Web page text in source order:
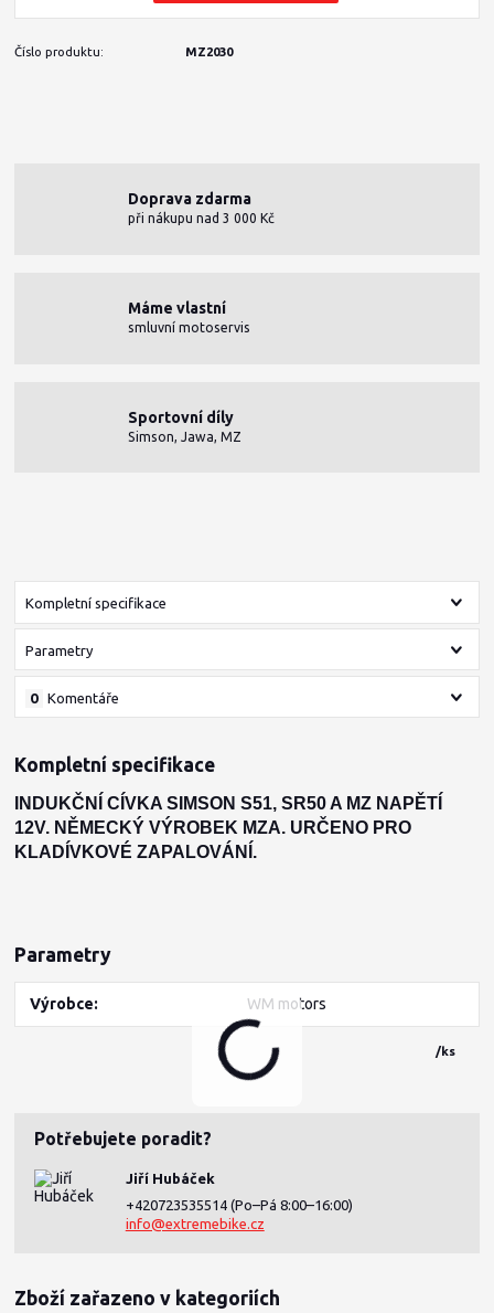
/ks
Číslo produktu: MZ2030
Doprava zdarma
při nákupu nad 3 000 Kč
Máme vlastní
smluvní motoservis
Sportovní díly
Simson, Jawa, MZ
Kompletní specifikace
Parametry
Komentáře
0
Kompletní specifikace
INDUKČNÍ CÍVKA SIMSON S51, SR50 A MZ NAPĚTÍ
12V. NĚMECKÝ VÝROBEK MZA. URČENO PRO
KLADÍVKOVÉ ZAPALOVÁNÍ.
Parametry
Výrobce WM motors
Potřebujete poradit?
Jiří Hubáček
+420723535514 (Po–Pá 8:00–16:00)
info@extremebike.cz
Zboží zařazeno v kategoriích